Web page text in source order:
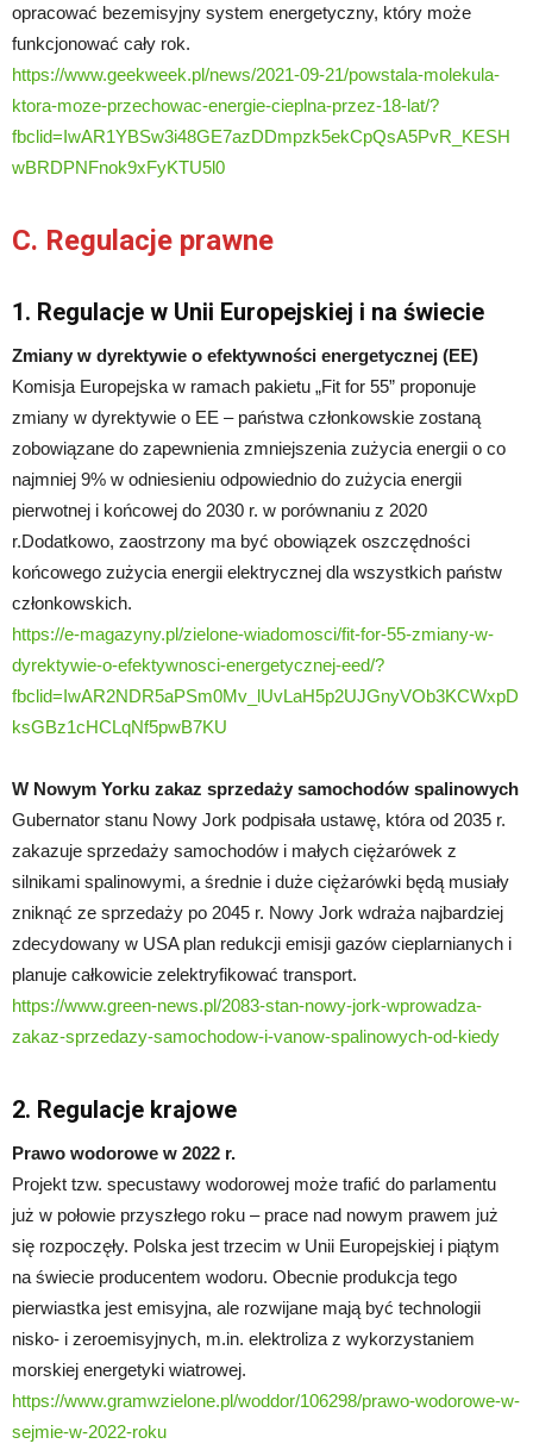
opracować bezemisyjny system energetyczny, który może
funkcjonować cały rok.
https://www.geekweek.pl/news/2021-09-21/powstala-molekula-
ktora-moze-przechowac-energie-cieplna-przez-18-lat/?
fbclid=IwAR1YBSw3i48GE7azDDmpzk5ekCpQsA5PvR_KESH
wBRDPNFnok9xFyKTU5l0
C. Regulacje prawne
1. Regulacje w Unii Europejskiej i na świecie
Zmiany w dyrektywie o efektywności energetycznej (EE)
Komisja Europejska w ramach pakietu „Fit for 55” proponuje
zmiany w dyrektywie o EE – państwa członkowskie zostaną
zobowiązane do zapewnienia zmniejszenia zużycia energii o co
najmniej 9% w odniesieniu odpowiednio do zużycia energii
pierwotnej i końcowej do 2030 r. w porównaniu z 2020
r.Dodatkowo, zaostrzony ma być obowiązek oszczędności
końcowego zużycia energii elektrycznej dla wszystkich państw
członkowskich.
https://e-magazyny.pl/zielone-wiadomosci/fit-for-55-zmiany-w-
dyrektywie-o-efektywnosci-energetycznej-eed/?
fbclid=IwAR2NDR5aPSm0Mv_lUvLaH5p2UJGnyVOb3KCWxpD
ksGBz1cHCLqNf5pwB7KU
W Nowym Yorku zakaz sprzedaży samochodów spalinowych
Gubernator stanu Nowy Jork podpisała ustawę, która od 2035 r.
zakazuje sprzedaży samochodów i małych ciężarówek z
silnikami spalinowymi, a średnie i duże ciężarówki będą musiały
zniknąć ze sprzedaży po 2045 r. Nowy Jork wdraża najbardziej
zdecydowany w USA plan redukcji emisji gazów cieplarnianych i
planuje całkowicie zelektryfikować transport.
https://www.green-news.pl/2083-stan-nowy-jork-wprowadza-
zakaz-sprzedazy-samochodow-i-vanow-spalinowych-od-kiedy
2. Regulacje krajowe
Prawo wodorowe w 2022 r.
Projekt tzw. specustawy wodorowej może trafić do parlamentu
już w połowie przyszłego roku – prace nad nowym prawem już
się rozpoczęły. Polska jest trzecim w Unii Europejskiej i piątym
na świecie producentem wodoru. Obecnie produkcja tego
pierwiastka jest emisyjna, ale rozwijane mają być technologii
nisko- i zeroemisyjnych, m.in. elektroliza z wykorzystaniem
morskiej energetyki wiatrowej.
https://www.gramwzielone.pl/woddor/106298/prawo-wodorowe-w-
sejmie-w-2022-roku